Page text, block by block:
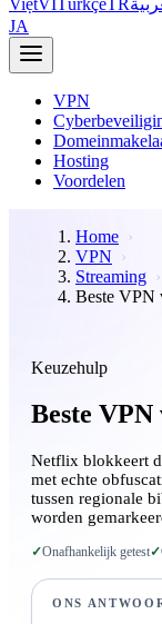
JA
VPN
Hosting
Voordelen
Home
VPN
Streaming
Beste VPN
Keuzehulp
Beste
Netflix blokkeert
met echte
tussen regionale
worden
✓Onafhankelijk getest✓
ONS